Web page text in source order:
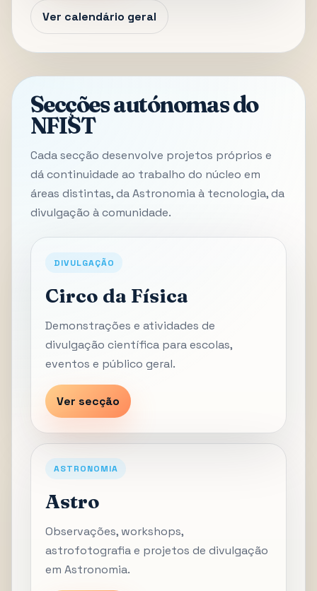
Ver calendário geral
Secções autónomas do
NFIST
Cada secção desenvolve projetos próprios e
dá continuidade ao trabalho do núcleo em
áreas distintas, da Astronomia à tecnologia, da
divulgação à comunidade.
DIVULGAÇÃO
Circo da Física
Demonstrações e atividades de
divulgação científica para escolas,
eventos e público geral.
Ver secção
ASTRONOMIA
Astro
Observações, workshops,
astrofotografia e projetos de divulgação
em Astronomia.